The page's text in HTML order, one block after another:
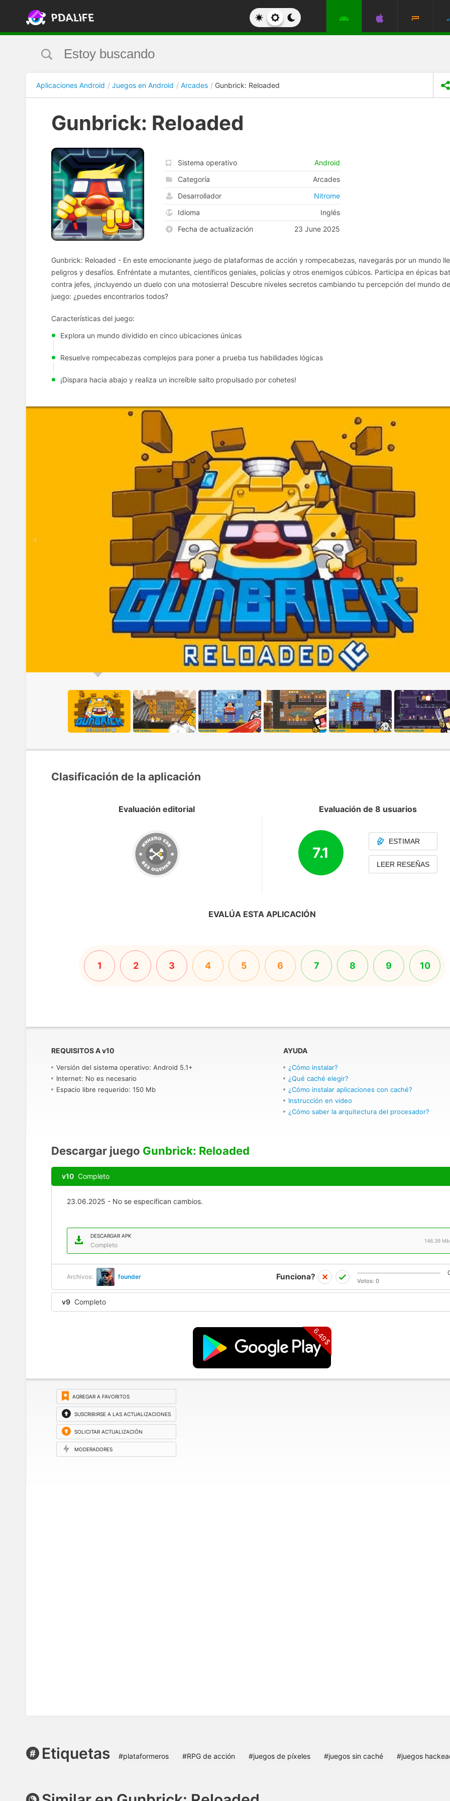
Aplicaciones Android Juegos en Android Arcades Gunbrick: Reloaded
Gunbrick: Reloaded
Sistema operativo
Android
Categoría
Arcades
Desarrollador
Nitrome
Idioma
Inglés
Fecha de actualización
23 June 2025
Gunbrick: Reloaded - En este emocionante juego de plataformas de acción y rompecabezas, navegarás por un mundo
peligros y desafíos. Enfréntate a mutantes, científicos geniales, policías y otros enemigos cúbicos. Participa en épicas
contra jefes, ¡incluyendo un duelo con una motosierra! Descubre niveles secretos cambiando tu percepción del mundo
juego: ¿puedes encontrarlos todos?
Características del juego:
Explora un mundo dividido en cinco ubicaciones únicas
Resuelve rompecabezas complejos para poner a prueba tus habilidades lógicas
¡Dispara hacia abajo y realiza un increíble salto propulsado por cohetes!
Clasificación de la aplicación
Evaluación editorial Evaluación de 8 usuarios
7.1
ESTIMAR
LEER RESEÑAS
EVALÚA ESTA APLICACIÓN
1 2 3 4 5 6 7 8 9 10
REQUISITOS Av10
Versión del sistema operativo: Android 5.1+
Internet: No es necesario
Espacio libre requerido: 150 Mb
AYUDA
¿Cómo instalar?
¿Qué caché elegir?
¿Cómo instalar aplicaciones con caché?
Instrucción en video
¿Cómo saber la arquitectura del procesador?
Descargar juego Gunbrick: Reloaded
v10 Completo
23.06.2025 - No se especifican cambios.
DESCARGAR APK
Completo
146.39 Mb
Archivos: founder Funciona? Votos: 0
v9 Completo
6.49$
AGREGAR A FAVORITOS
SUSCRIBIRSE A LAS ACTUALIZACIONES
SOLICITAR ACTUALIZACIÓN
MODERADORES
Etiquetas #plataformeros #RPG de acción #juegos de píxeles #juegos sin caché #juegos